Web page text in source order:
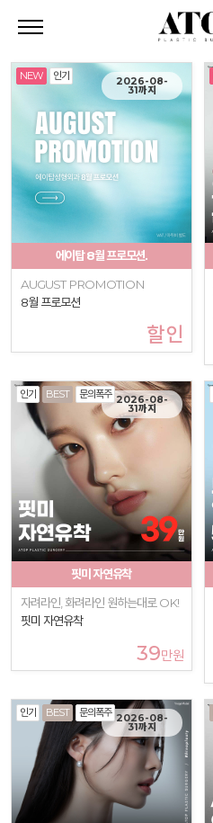
NEW 인기 2026-08-
31까지
에이탑 8월 프로모션.
AUGUST PROMOTION
8월 프로모션
할인
인기 BEST 문의폭주 2026-08-
31까지
핏미 자연유착
자려라인, 화려라인 원하는대로 OK!
핏미 자연유착
39만원
인기 BEST 문의폭주 2026-08-
31까지